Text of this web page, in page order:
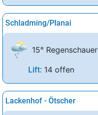
Schladming/Planai
15° Regenschauer
Lift: 14 offen
Lackenhof - Ötscher